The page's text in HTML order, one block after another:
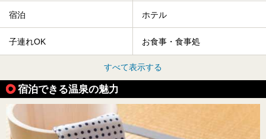
宿泊 ホテル
子連れOK お食事・食事処
すべて表示する
宿泊できる温泉の魅力